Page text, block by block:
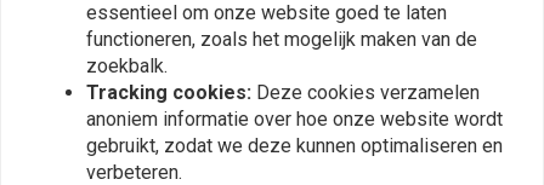
Vergelijkbare producten
essentieel om onze website goed te laten
functioneren, zoals het mogelijk maken van de
zoekbalk.
Tracking cookies: Deze cookies verzamelen
anoniem informatie over hoe onze website wordt
gebruikt, zodat we deze kunnen optimaliseren en
verbeteren.